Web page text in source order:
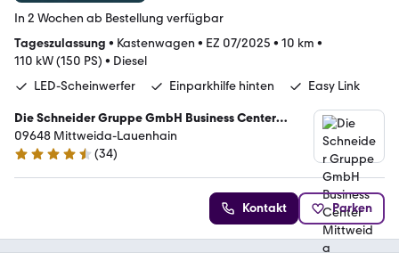
In 2 Wochen ab Bestellung verfügbar
Tageszulassung • Kastenwagen • EZ 07/2025 • 10 km •
110 kW (150 PS) • Diesel
LED-Scheinwerfer
Einparkhilfe hinten Easy Link
Die Schneider Gruppe GmbH Business Center
Mittweida
09648 Mittweida-Lauenhain
4.7 Sterne
(34)
Kontakt Parken